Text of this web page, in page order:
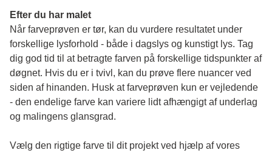
Efter du har malet
Når farveprøven er tør, kan du vurdere resultatet under
forskellige lysforhold - både i dagslys og kunstigt lys. Tag
dig god tid til at betragte farven på forskellige tidspunkter af
døgnet. Hvis du er i tvivl, kan du prøve flere nuancer ved
siden af hinanden. Husk at farveprøven kun er vejledende
- den endelige farve kan variere lidt afhængigt af underlag
og malingens glansgrad.
Vælg den rigtige farve til dit projekt ved hjælp af vores